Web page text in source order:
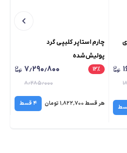
چارم استاپر کلیپی گرد
پولیش‌شده
۱۲٪ ۷٫۲۹۰٫۸۰۰
۸٫۲۸۵٫۰۰۰
هر قسط ۱٬۸۲۲٬۷۰۰ تومان ۴ قسط